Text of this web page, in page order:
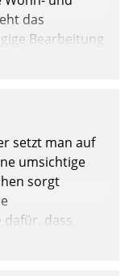
das
Bearbeitung
das
Kanal
setzt man auf
umsichtige
sorgt
dass
es sein muss,